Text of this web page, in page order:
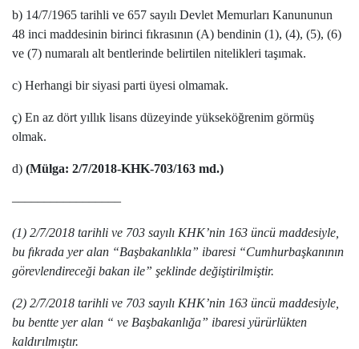
b) 14/7/1965 tarihli ve 657 sayılı Devlet Memurları Kanununun
48 inci maddesinin birinci fıkrasının (A) bendinin (1), (4), (5), (6)
ve (7) numaralı alt bentlerinde belirtilen nitelikleri taşımak.
c) Herhangi bir siyasi parti üyesi olmamak.
ç) En az dört yıllık lisans düzeyinde yükseköğrenim görmüş
olmak.
d) (Mülga: 2/7/2018-KHK-703/163 md.)
–––––––––––––––––
(1) 2/7/2018 tarihli ve 703 sayılı KHK’nin 163 üncü maddesiyle,
bu fıkrada yer alan “Başbakanlıkla” ibaresi “Cumhurbaşkanının
görevlendireceği bakan ile” şeklinde değiştirilmiştir.
(2) 2/7/2018 tarihli ve 703 sayılı KHK’nin 163 üncü maddesiyle,
bu bentte yer alan “ ve Başbakanlığa” ibaresi yürürlükten
kaldırılmıştır.